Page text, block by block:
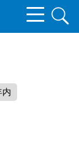
内